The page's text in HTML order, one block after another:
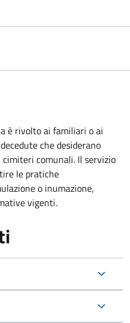
è rivolto ai familiari o ai
che desiderano
comunali. Il servizio
le pratiche
o inumazione,
vigenti.